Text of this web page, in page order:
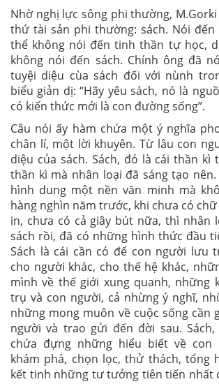
Nhờ nghị lực sông phi thường,
thứ tài sản phi thường: sách. Nói đến
thể không nói đến tinh thần tự học,
không nói đến sách. Chính ông đã
tuyệi diệu cùa sách đối với nùnh
biểu giản dị: “Hãy yêu sách, nó là
có kiến thức mới là con đường sống”.
Câu nói ấy hàm chứa một ý nghĩa
chân lí, một lời khuyên. Từ lâu con
diệu của sách. Sách, đó là cái thần kì
thần kì mà nhân loại đã sáng tạo
hình dung một nền văn minh mà
hàng nghìn năm trước, khi chưa có
in, chưa có cả giây bút nữa, thì nhân
sách rồi, đã có những hình thức đầu
Sách là cái cần có để con người lưu
cho người khác, cho thế hệ khác,
mình về thế giới xung quanh, những
trụ và con người, cả nhừng ý nghĩ,
những mong muôn về cuộc sống cần
người và trao gửi đến đời sau.
chứa đựng những hiểu biết về con
khám phá, chọn lọc, thử thách, tổng
kết tinh những tư tưởng tiên tiến nhất